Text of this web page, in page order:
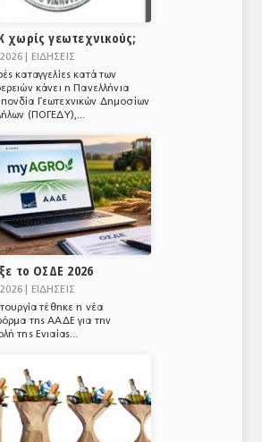
χωρίς γεωτεχνικούς;
|
ΕΙΔΗΣΕΙΣ
καταγγελίες κατά των
κάνει η Πανελλήνια
Γεωτεχνικών Δημοσίων
(ΠΟΓΕΔΥ),...
το ΟΣΔΕ 2026
|
ΕΙΔΗΣΕΙΣ
τέθηκε η νέα
της ΑΑΔΕ για την
της Ενιαίας...